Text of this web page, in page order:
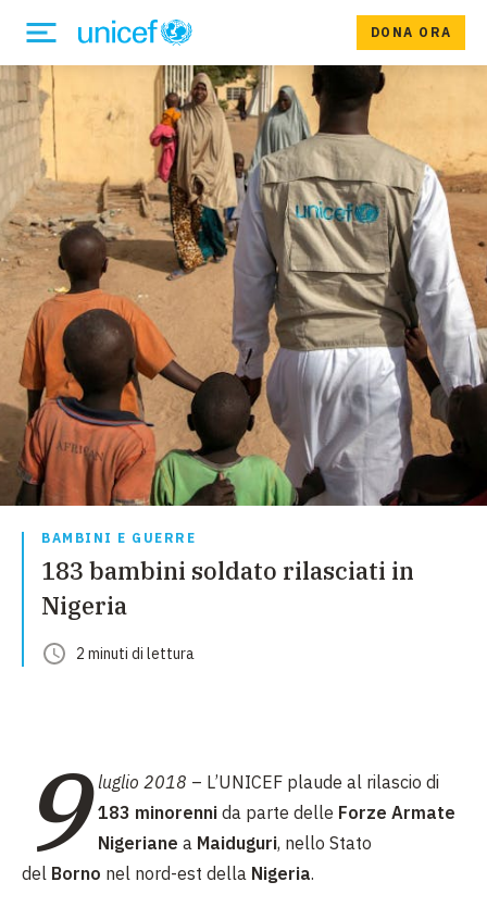
DONA ORA
BAMBINI E GUERRE
183 bambini soldato rilasciati in
Nigeria
2 minuti di lettura
9 luglio 2018 – L’UNICEF plaude al rilascio di
183 minorenni da parte delle Forze Armate
Nigeriane a Maiduguri, nello Stato
del Borno nel nord-est della Nigeria.